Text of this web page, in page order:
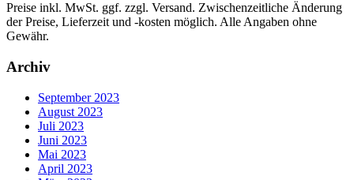
Preise inkl. MwSt. ggf. zzgl. Versand. Zwischenzeitliche Änderung
der Preise, Lieferzeit und -kosten möglich. Alle Angaben ohne
Gewähr.
Archiv
September 2023
August 2023
Juli 2023
Juni 2023
Mai 2023
April 2023